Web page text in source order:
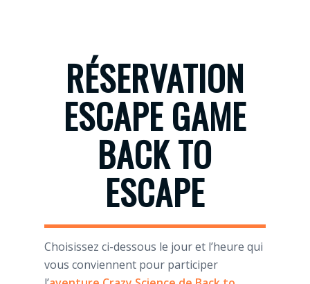
RÉSERVATION
ESCAPE GAME
BACK TO
ESCAPE
Choisissez ci-dessous le jour et l’heure qui
vous conviennent pour participer